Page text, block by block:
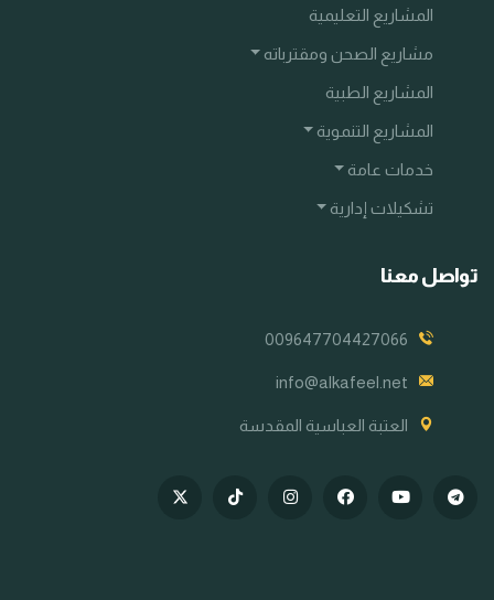
المشاريع التعليمية
مشاريع الصحن ومقترباته
المشاريع الطبية
المشاريع التنموية
خدمات عامة
تشكيلات إدارية
تواصل معنا
009647704427066
info@alkafeel.net
العتبة العباسية المقدسة